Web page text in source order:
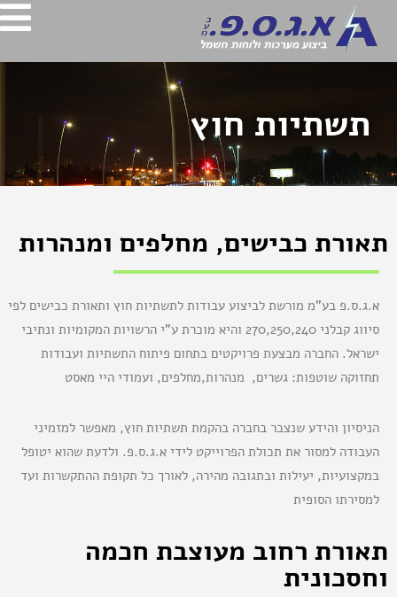
תשתיות חוץ
תאורת כבישים, מחלפים ומנהרות
א.ג.ס.פ בע"מ מורשת לביצוע עבודות לתשתיות חוץ ותאורת כבישים לפי
סיווג קבלני 270,250,240 והיא מוכרת ע"י הרשויות המקומיות ונתיבי
ישראל. החברה מבצעת פרויקטים בתחום פיתוח התשתיות ועבודות
תחזוקה שוטפות: גשרים, מנהרות,מחלפים, ועמודי היי מאסט
הניסיון והידע שנצבר בחברה בהקמת תשתיות חוץ, מאפשר למזמיני
העבודה למסור את תכולת הפרוייקט לידי א.ג.ס.פ. ולדעת שהוא יטופל
במקצועיות, יעילות ובתגובה מהירה, לאורך כל תקופת ההתקשרות ועד
למסירתו הסופית
תאורת רחוב מעוצבת חכמה
וחסכונית